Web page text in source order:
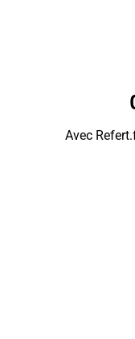
Avec